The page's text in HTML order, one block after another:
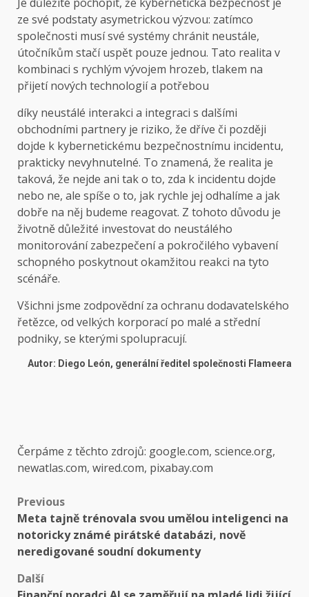
ze své podstaty asymetrickou výzvou: zatímco
společnosti musí své systémy chránit neustále,
útočníkům stačí uspět pouze jednou. Tato realita v
kombinaci s rychlým vývojem hrozeb, tlakem na
přijetí nových technologií a potřebou
díky neustálé interakci a integraci s dalšími
obchodními partnery je riziko, že dříve či později
dojde k kybernetickému bezpečnostnímu incidentu,
prakticky nevyhnutelné. To znamená, že realita je
taková, že nejde ani tak o to, zda k incidentu dojde
nebo ne, ale spíše o to, jak rychle jej odhalíme a jak
dobře na něj budeme reagovat. Z tohoto důvodu je
životně důležité investovat do neustálého
monitorování zabezpečení a pokročilého vybavení
schopného poskytnout okamžitou reakci na tyto
scénáře.
Všichni jsme zodpovědní za ochranu dodavatelského
řetězce, od velkých korporací po malé a střední
podniky, se kterými spolupracují.
Autor: Diego León, generální ředitel společnosti Flameera
Čerpáme z těchto zdrojů: google.com, science.org,
newatlas.com, wired.com, pixabay.com
Post
navigation
Previous
Meta tajně trénovala svou umělou inteligenci na
notoricky známé pirátské databázi, nově
neredigované soudní dokumenty
Další